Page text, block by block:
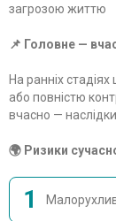
загрозою життю
📌 Головне —
На ранніх
або повністю
вчасно —
🌍 Ризики
1